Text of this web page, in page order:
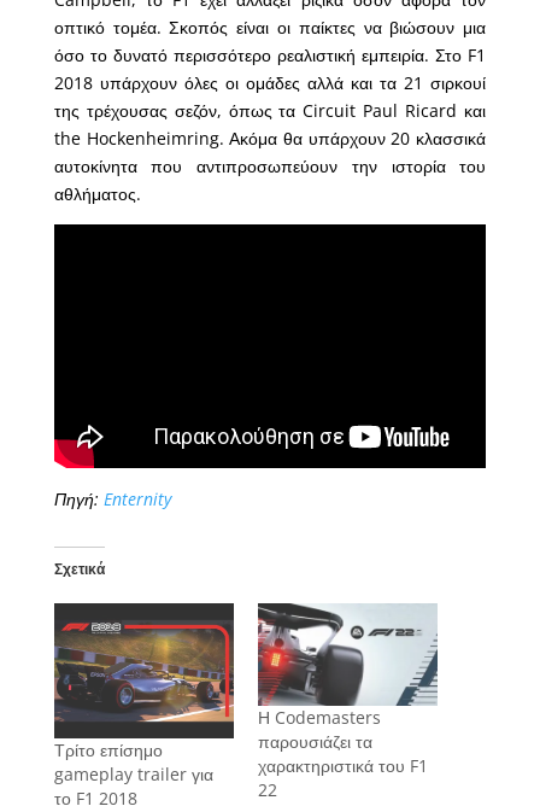
οπτικό τομέα. Σκοπός είναι οι παίκτες να βιώσουν μια
όσο το δυνατό περισσότερο ρεαλιστική εμπειρία. Στο F1
2018 υπάρχουν όλες οι ομάδες αλλά και τα 21 σιρκουί
της τρέχουσας σεζόν, όπως τα Circuit Paul Ricard και
the Hockenheimring. Ακόμα θα υπάρχουν 20 κλασσικά
αυτοκίνητα που αντιπροσωπεύουν την ιστορία του
αθλήματος.
Πηγή: Enternity
Σχετικά
Τρίτο επίσημο
gameplay trailer για
το F1 2018
Η Codemasters
παρουσιάζει τα
χαρακτηριστικά του F1
22